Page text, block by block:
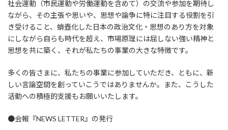
社会運動（市民運動や労働運動を含めて）の交流や参加を期待し
ながら、その主張や思いや、思想や論争に特に注目する役割を引
き受けること、蛸壺化した日本の政治文化・思想のあり方を対象
にしながら自らも時代を超え、市場原理には屈しない強い精神と
思想を共に築く、それが私たちの事業の大きな特徴です。
多くの皆さまに、私たちの事業に参加していただき、ともに、新
しい言論空間を創っていこうではありませんか。また、こうした
活動への積極的支援もお願いいたします。
●会報『NEWS LETTER』の発行